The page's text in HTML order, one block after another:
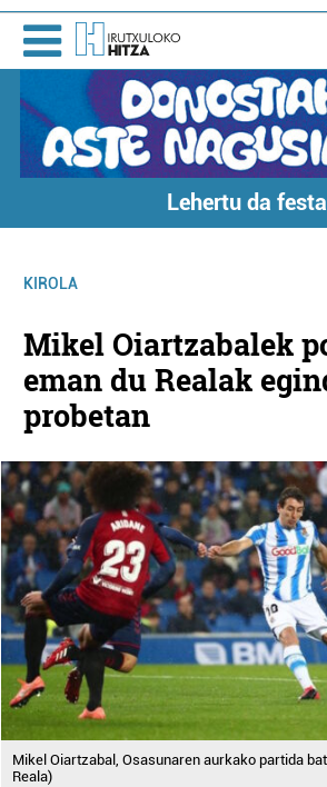
Lehertu da
KIROLA
Mikel Oiartzabalek
eman du Realak
probetan
Mikel Oiartzabal, Osasunaren aurkako partida
Reala)